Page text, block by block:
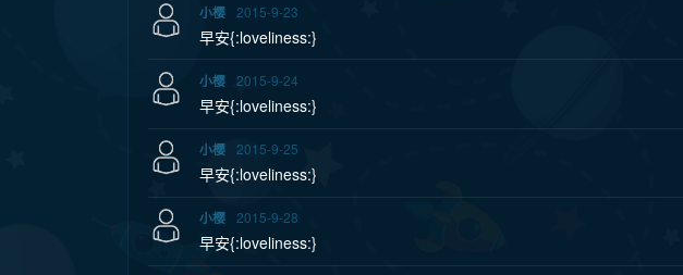
小樱 2015-9-23
早安{:loveliness:}
小樱 2015-9-24
早安{:loveliness:}
小樱 2015-9-25
早安{:loveliness:}
小樱 2015-9-28
早安{:loveliness:}